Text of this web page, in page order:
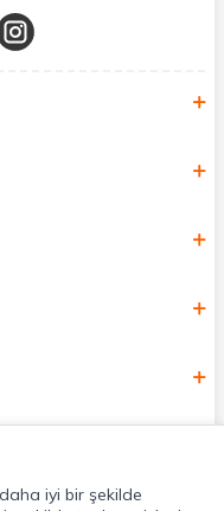
en iyi hale getiriyoruz.
her şey burada!
iyi bir şekilde